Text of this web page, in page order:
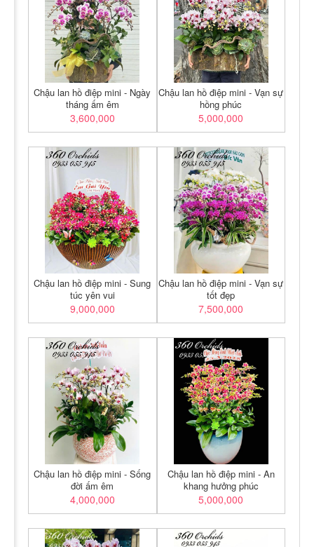
Chậu lan hồ điệp mini - Ngày
tháng ấm êm
3,600,000
Chậu lan hồ điệp mini - Vạn sự
hồng phúc
5,000,000
Chậu lan hồ điệp mini - Sung
túc yên vui
9,000,000
Chậu lan hồ điệp mini - Vạn sự
tốt đẹp
7,500,000
Chậu lan hồ điệp mini - Sống
đời ấm êm
4,000,000
Chậu lan hồ điệp mini - An
khang hưởng phúc
5,000,000